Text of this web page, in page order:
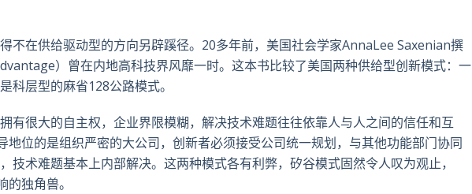
不在供给驱动型的方向另辟蹊径。20多年前，美国社会学家AnnaLee Saxenian撰
）曾在内地高科技界风靡一时。这本书比较了美国两种供给型创新模式：一
科层型的麻省128公路模式。
有很大的自主权，企业界限模糊，解决技术难题往往依靠人与人之间的信任和互
地位的是组织严密的大公司，创新者必须接受公司统一规划，与其他功能部门协同
技术难题基本上内部解决。这两种模式各有利弊，矽谷模式固然令人叹为观止，
独角兽。